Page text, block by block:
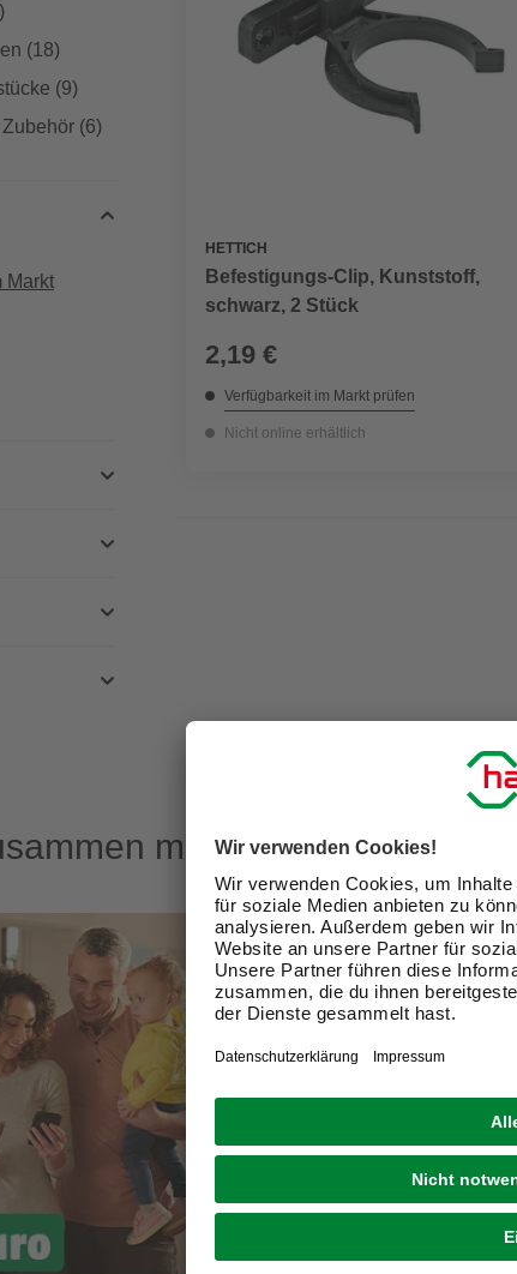
(18)
(9)
(6)
Markt
HETTICH
Befestigungs-Clip, Kunststoff,
schwarz, 2 Stück
2,19 €
Verfügbarkeit im Markt prüfen
Nicht online erhältlich
machen wir Dein
Exklusive
Kreative Ideen